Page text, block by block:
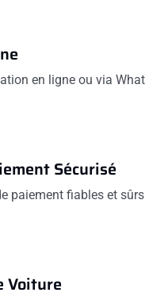
en ligne ou via
Sécurisé
paiement fiables et
Voiture